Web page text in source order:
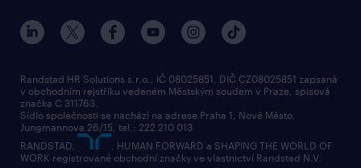
Randstad HR Solutions s.r.o., IČ 08025851, DIČ CZ08025851 zapsaná
v obchodním rejstříku vedeném Městským soudem v Praze, spisová
značka C 311763.
Sídlo společnosti se nachází na adrese Praha 1, Nové Město,
Jungmannova 26/15, tel.: 222 210 013
RANDSTAD,
, HUMAN FORWARD a SHAPING THE WORLD OF
WORK registrované obchodní značky ve vlastnictví Randstad N.V.